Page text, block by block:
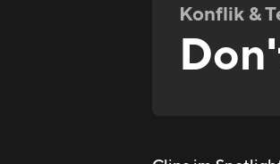
Konflik &